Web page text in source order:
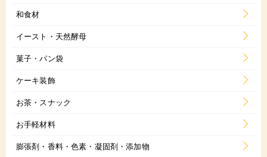
和食材
イースト・天然酵母
菓子・パン袋
ケーキ装飾
お茶・スナック
お手軽材料
膨張剤・香料・色素・凝固剤・添加物